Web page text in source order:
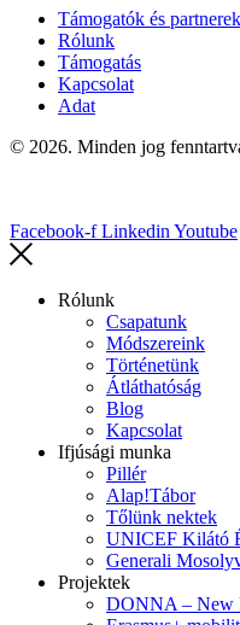
Támogatók és partnerek
Rólunk
Támogatás
Kapcsolat
Adat
© 2026. Minden jog
Facebook-f Linkedin Youtube
Rólunk
Csapatunk
Módszereink
Történetünk
Átláthatóság
Blog
Kapcsolat
Ifjúsági munka
Pillér
Alap!Tábor
Tőlünk nektek
UNICEF Kilátó
Generali
Projektek
DONNA – New